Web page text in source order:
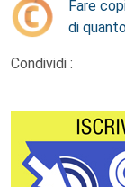
Fare
di
Condividi :